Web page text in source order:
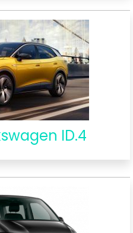
ID.4